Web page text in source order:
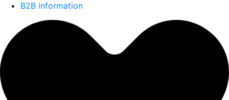
B2B information